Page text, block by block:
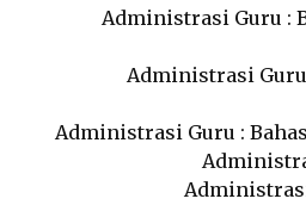
Administrasi Guru :
Administrasi
Administrasi Guru :